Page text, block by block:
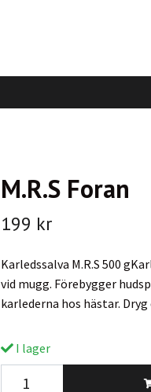
M.R.S Foran
199 kr
Karledssalva M.R.S 500
vid mugg. Förebygger
karlederna hos hästar.
I lager